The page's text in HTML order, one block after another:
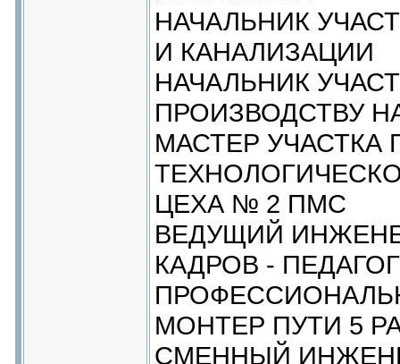
НАЧАЛЬНИК
И КАНАЛИЗАЦИИ
НАЧАЛЬНИК
ПРОИЗВОДСТВУ
МАСТЕР УЧАСТКА
ЦЕХА № 2 ПМС
ВЕДУЩИЙ
КАДРОВ - ПЕДАГОГ
МОНТЕР ПУТИ 5
СМЕННЫЙ